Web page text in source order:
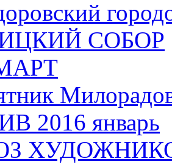
СОБОР
2016 январь